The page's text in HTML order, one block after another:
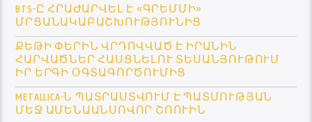
BTS-Ը ՀՐԱԺԱՐՎԵԼ Է «ԳՐԵՄՄԻ»
ՄՐՑԱՆԱԿԱԲԱՇԽՈՒԹՅՈՒՆԻՑ
ՔԵԹԻ ՓԵՐԻՆ ՎՐԴՈՎՎԱԾ Է ԻՐԱՆԻՆ
ՀԱՐՎԱԾՆԵՐ ՀԱՍՑՆԵԼՈՒ ՏԵՍԱՆՅՈՒԹՈՒՄ
ԻՐ ԵՐԳԻ ՕԳՏԱԳՈՐԾՈՒՄԻՑ
METALLICA-Ն ՊԱՏՐԱՍՏՎՈՒՄ Է ՊԱՏՄՈՒԹՅԱՆ
ՄԵՋ ԱՄԵՆԱԱՆՍՈՎՈՐ ՇՈՈՒԻՆ